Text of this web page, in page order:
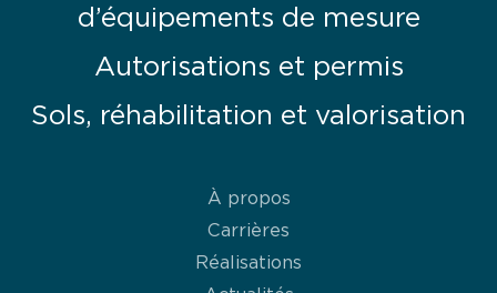
d’équipements de mesure
Autorisations et permis
Sols, réhabilitation et valorisation
À propos
Carrières
Réalisations